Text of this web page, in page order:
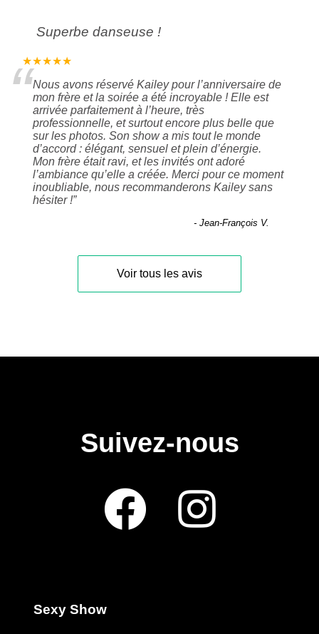
Superbe danseuse !
★★★★★
“Nous avons réservé Kailey pour l’anniversaire de
mon frère et la soirée a été incroyable ! Elle est
arrivée parfaitement à l’heure, très
professionnelle, et surtout encore plus belle que
sur les photos. Son show a mis tout le monde
d’accord : élégant, sensuel et plein d’énergie.
Mon frère était ravi, et les invités ont adoré
l’ambiance qu’elle a créée. Merci pour ce moment
inoubliable, nous recommanderons Kailey sans
hésiter !”
- Jean-François V.
Voir tous les avis
Suivez-nous
Sexy Show